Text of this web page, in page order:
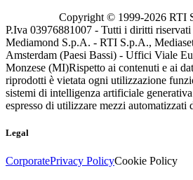
Copyright © 1999-2026 RTI
P.Iva 03976881007 - Tutti i diritti
Mediamond S.p.A. - RTI S.p.A.,
Amsterdam (Paesi Bassi) - Uffici Viale
Monzese (MI)Rispetto ai contenuti e ai
riprodotti è vietata ogni utilizzazione
sistemi di intelligenza artificiale
espresso di utilizzare mezzi automatizzati
Legal
CorporatePrivacy PolicyCookie Policy